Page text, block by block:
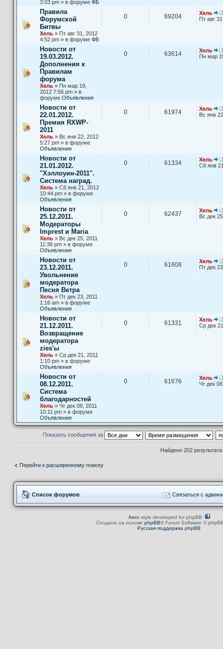
3:03 pm » в форуме ФБ
Правила
Форумской
Битвы
Хель » Пт авг 31, 2012
4:52 pm » в форуме ФБ
0 69204
Хель
Пт авг
Новости от
19.03.2012.
Дополнения к
Правилам
форума
Хель » Пн мар 19,
2012 7:56 pm » в
форуме Объявления
0 63614
Хель
Пн мар
Новости от
22.01.2012.
Премия RXWP-
2011
Хель » Вс янв 22, 2012
5:27 pm » в форуме
Объявления
0 61974
Хель
Вс янв
Новости от
21.01.2012.
"Хэллоуин-2011".
Система наград.
Хель » Сб янв 21, 2012
10:44 pm » в форуме
Объявления
0 61334
Хель
Сб янв
Новости от
25.12.2011.
Модераторы
Imprest и Maria
Хель » Вс дек 25, 2011
11:36 pm » в форуме
Объявления
0 62437
Хель
Вс дек
Новости от
23.12.2011.
Увольнение
модератора
Песня Ветра
Хель » Пт дек 23, 2011
1:16 am » в форуме
Объявления
0 61608
Хель
Пт дек
Новости от
21.12.2011.
Возвращение
модератора
zies'ы
Хель » Ср дек 21, 2011
1:10 pm » в форуме
Объявления
0 61331
Хель
Ср дек
Новости от
08.12.2011.
Система
благодарностей
Хель » Чт дек 08, 2011
10:11 pm » в форуме
Объявления
0 61676
Хель
Чт дек
Показать сообщения за
Найдено 202 результата
Перейти к расширенному поиску
Список форумов Связаться с
Aerostyle developed for phpBB
Создано на основе phpBB® Forum Software ©
Русская поддержка phpBB